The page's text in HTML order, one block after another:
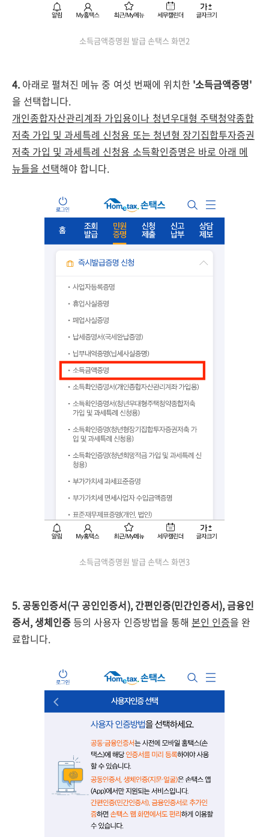
소득금액증명원 발급 손택스 화면2
4. 아래로 펼쳐진 메뉴 중 여섯 번째에 위치한 '소득금액증명'
을 선택합니다.
개인종합자산관리계좌 가입용이나 청년우대형 주택청약종합
저축 가입 및 과세특례 신청용 또는 청년형 장기집합투자증권
저축 가입 및 과세특례 신청용 소득확인증명은 바로 아래 메
뉴들을 선택해야 합니다.
소득금액증명원 발급 손택스 화면3
5. 공동인증서(구 공인인증서), 간편인증(민간인증서), 금융인
증서, 생체인증등의 사용자 인증방법을 통해 본인 인증을 완
료합니다.